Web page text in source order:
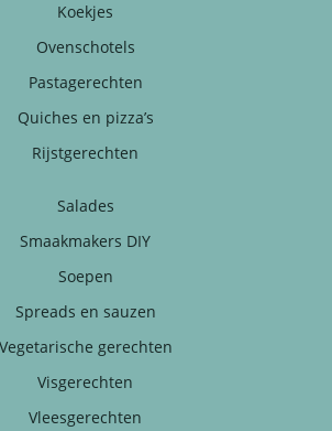
Koekjes
Ovenschotels
Pastagerechten
Quiches en pizza’s
Rijstgerechten
Salades
Smaakmakers DIY
Soepen
Spreads en sauzen
Vegetarische gerechten
Visgerechten
Vleesgerechten